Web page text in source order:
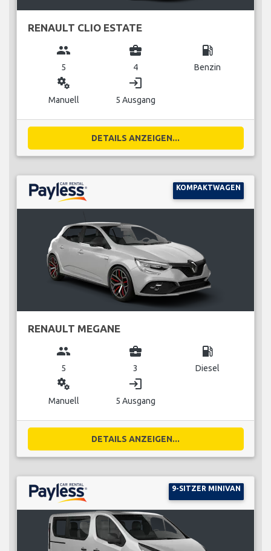
RENAULT CLIO ESTATE
group
5
business_center
4
local_gas_station
Benzin
miscellaneous_services
Manuell
login
5 Ausgang
DETAILS ANZEIGEN...
KOMPAKTWAGEN
RENAULT MEGANE
group
5
business_center
3
local_gas_station
Diesel
miscellaneous_services
Manuell
login
5 Ausgang
DETAILS ANZEIGEN...
9-SITZER MINIVAN